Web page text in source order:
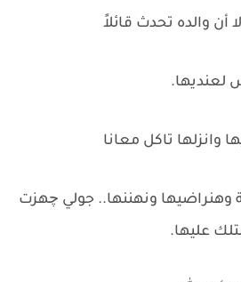
والده تحدث قائلاً
لعنديها.
وانزلها تاكل معانا
وهنراضيها ونهننها.. جولي چهزت
عليها.